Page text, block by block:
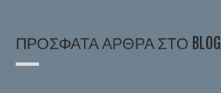
ΠΡΌΣΦΑΤΑ ΆΡΘΡΑ ΣΤΟ BLOG